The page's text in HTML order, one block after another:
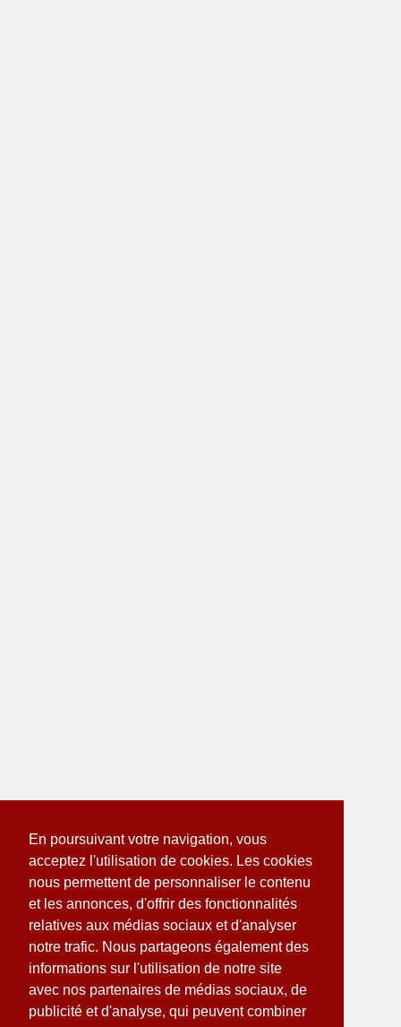
En poursuivant votre navigation, vous
acceptez l'utilisation de cookies. Les cookies
nous permettent de personnaliser le contenu
et les annonces, d'offrir des fonctionnalités
relatives aux médias sociaux et d'analyser
notre trafic. Nous partageons également des
informations sur l'utilisation de notre site
avec nos partenaires de médias sociaux, de
publicité et d'analyse, qui peuvent combiner